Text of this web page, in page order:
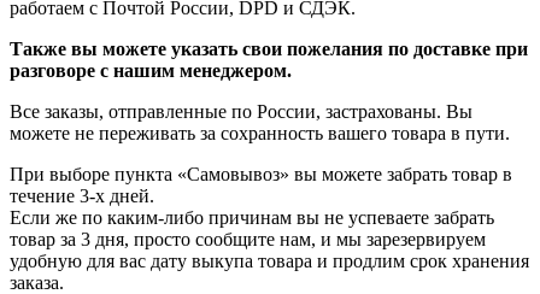
работаем с Почтой России, DPD и СДЭК.
Также вы можете указать свои пожелания по доставке при
разговоре с нашим менеджером.
Все заказы, отправленные по России, застрахованы. Вы
можете не переживать за сохранность вашего товара в пути.
При выборе пункта «Самовывоз» вы можете забрать товар в
течение 3-х дней.
Если же по каким-либо причинам вы не успеваете забрать
товар за 3 дня, просто сообщите нам, и мы зарезервируем
удобную для вас дату выкупа товара и продлим срок хранения
заказа.